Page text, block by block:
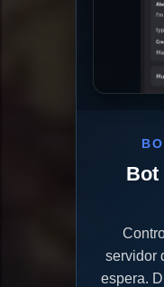
Bot
servidor
espera.